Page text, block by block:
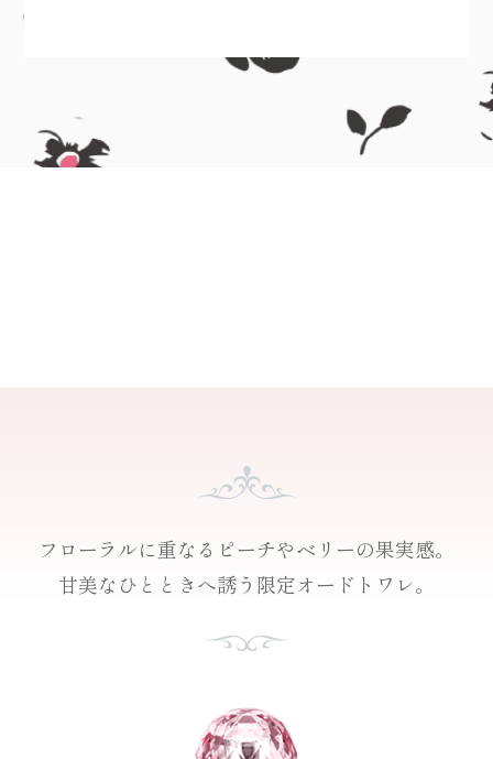
フローラルに重なる ピーチやベリーの果実感。
甘美なひとときへ誘う 限定オードトワレ。